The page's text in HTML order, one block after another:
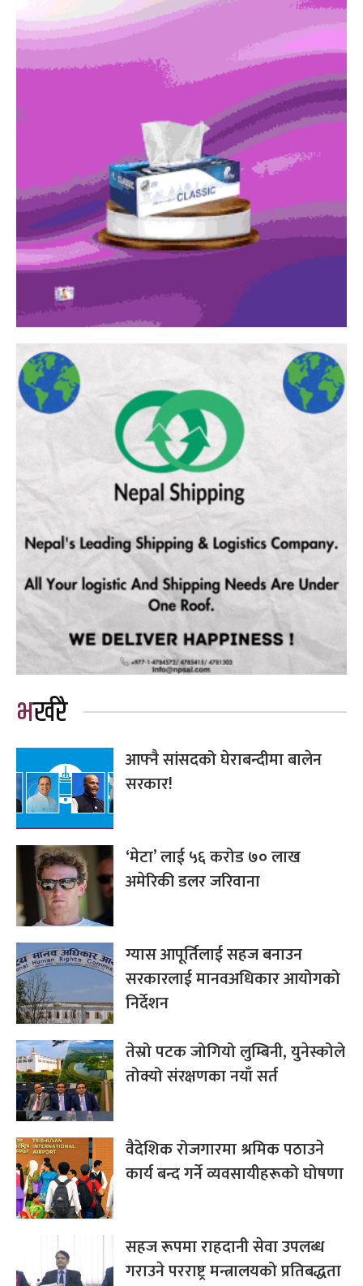
भर्खरै
आफ्नै सांसदको घेराबन्दीमा बालेन
सरकार!
‘मेटा’ लाई ५६ करोड ७० लाख
अमेरिकी डलर जरिवाना
ग्यास आपूर्तिलाई सहज बनाउन
सरकारलाई मानवअधिकार आयोगको
निर्देशन
तेस्रो पटक जोगियो लुम्बिनी, युनेस्कोले
तोक्यो संरक्षणका नयाँ सर्त
वैदेशिक रोजगारमा श्रमिक पठाउने
कार्य बन्द गर्ने व्यवसायीहरूको घोषणा
सहज रूपमा राहदानी सेवा उपलब्ध
गराउने परराष्ट्र मन्त्रालयको प्रतिबद्धता